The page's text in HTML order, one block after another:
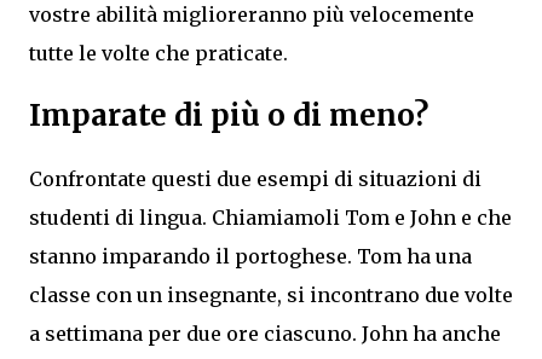
vostre abilità miglioreranno più velocemente
tutte le volte che praticate.
Imparate di più o di meno?
Confrontate questi due esempi di situazioni di
studenti di lingua. Chiamiamoli Tom e John e che
stanno imparando il portoghese. Tom ha una
classe con un insegnante, si incontrano due volte
a settimana per due ore ciascuno. John ha anche